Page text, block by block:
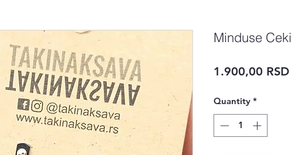
Minduse
1.900,00 RSD
Quantity *